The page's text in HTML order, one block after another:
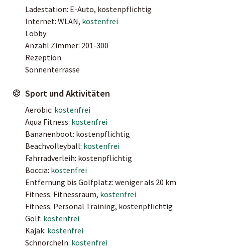
Ladestation: E-Auto, kostenpflichtig
Internet: WLAN, kostenfrei
Lobby
Anzahl Zimmer: 201-300
Rezeption
Sonnenterrasse
Sport und Aktivitäten
Aerobic: kostenfrei
Aqua Fitness: kostenfrei
Bananenboot: kostenpflichtig
Beachvolleyball: kostenfrei
Fahrradverleih: kostenpflichtig
Boccia: kostenfrei
Entfernung bis Golfplatz: weniger als 20 km
Fitness: Fitnessraum, kostenfrei
Fitness: Personal Training, kostenpflichtig
Golf: kostenfrei
Kajak: kostenfrei
Schnorcheln: kostenfrei